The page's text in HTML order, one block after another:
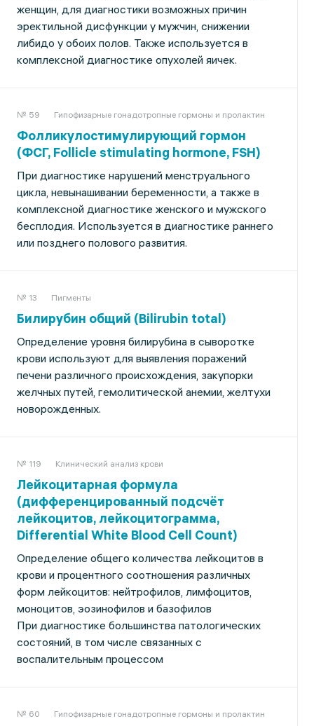
женщин, для диагностики возможных причин
эректильной дисфункции у мужчин, снижении
либидо у обоих полов. Также используется в
комплексной диагностике опухолей яичек.
№ 59 Гипофизарные гонадотропные гормоны и пролактин
Фолликулостимулирующий гормон
(ФСГ, Follicle stimulating hormone, FSH)
При диагностике нарушений менструального
цикла, невынашивании беременности, а также в
комплексной диагностике женского и мужского
бесплодия. Используется в диагностике раннего
или позднего полового развития.
№ 13 Пигменты
Билирубин общий (Bilirubin total)
Определение уровня билирубина в сыворотке
крови используют для выявления поражений
печени различного происхождения, закупорки
желчных путей, гемолитической анемии, желтухи
новорожденных.
№ 119 Клинический анализ крови
Лейкоцитарная формула
(дифференцированный подсчёт
лейкоцитов, лейкоцитограмма,
Differential White Blood Cell Count)
Определение общего количества лейкоцитов в
крови и процентного соотношения различных
форм лейкоцитов: нейтрофилов, лимфоцитов,
моноцитов, эозинофилов и базофилов
При диагностике большинства патологических
состояний, в том числе связанных с
воспалительным процессом
№ 60 Гипофизарные гонадотропные гормоны и пролактин